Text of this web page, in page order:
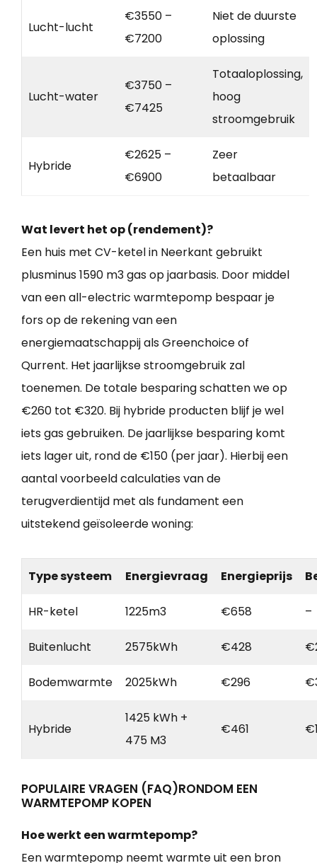
Lucht-lucht
€3550 –
€7200
Niet de duurste
oplossing
Lucht-water
€3750 –
€7425
Totaaloplossing,
hoog
stroomgebruik
Hybride
€2625 –
€6900
Zeer
betaalbaar
Wat levert het op (rendement)?
Een huis met CV-ketel in Neerkant gebruikt
plusminus 1590 m3 gas op jaarbasis. Door middel
van een all-electric warmtepomp bespaar je
fors op de rekening van een
energiemaatschappij als Greenchoice of
Qurrent. Het jaarlijkse stroomgebruik zal
toenemen. De totale besparing schatten we op
€260 tot €320. Bij hybride producten blijf je wel
iets gas gebruiken. De jaarlijkse besparing komt
iets lager uit, rond de €150 (per jaar). Hierbij een
aantal voorbeeld calculaties van de
terugverdientijd met als fundament een
uitstekend geïsoleerde woning:
Type systeem Energievraag Energieprijs
HR-ketel 1225m3 €658 –
Buitenlucht 2575kWh €428
Bodemwarmte 2025kWh €296
Hybride
1425 kWh +
475 M3
€461
POPULAIRE VRAGEN (FAQ)RONDOM EEN
WARMTEPOMP KOPEN
Hoe werkt een warmtepomp?
Een warmtepomp neemt warmte uit een bron